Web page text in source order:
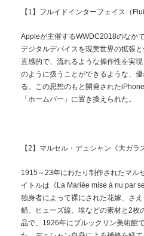
【1】フルイドインターフェイス（
Appleが主催するWWDC2018のなか
デジタルデバイスを現実世界の拡張
直感的で、流れるような操作性を実
のように扱うことができるような、
る。この思想のもと開発された
「ホームバー」に置き換えられた。
【2】マルセル・デュシャン《大ガラ
1915～23年にわたり制作されたマル
イトルは《La Mariée mise à nu par
独身者によって裸にされた花嫁、さえ
鉛、ヒューズ線、埃などの素材と2枚
品で、1926年にブルックリン美術館